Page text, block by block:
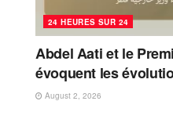
24 HEURES SUR 24
Abdel Aati et le
évoquent les
August 2, 2026